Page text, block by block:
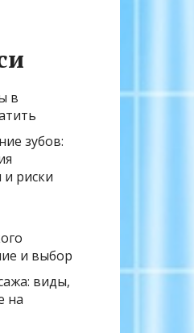
в
зубов:
риски
и выбор
виды,
на